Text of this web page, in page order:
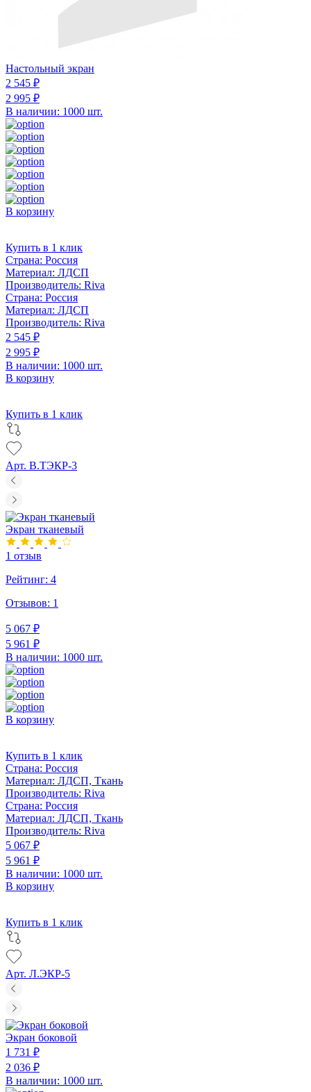
Настольный экран
2 545 ₽
2 995 ₽
В наличии: 1000 шт.
В корзину
Купить в 1 клик
Страна: Россия
Материал: ЛДСП
Производитель: Riva
Страна: Россия
Материал: ЛДСП
Производитель: Riva
2 545 ₽
2 995 ₽
В наличии: 1000 шт.
В корзину
Купить в 1 клик
Арт. В.ТЭКР-3
Экран тканевый
1 отзыв
Рейтинг: 4
Отзывов: 1
5 067 ₽
5 961 ₽
В наличии: 1000 шт.
В корзину
Купить в 1 клик
Страна: Россия
Материал: ЛДСП, Ткань
Производитель: Riva
Страна: Россия
Материал: ЛДСП, Ткань
Производитель: Riva
5 067 ₽
5 961 ₽
В наличии: 1000 шт.
В корзину
Купить в 1 клик
Арт. Л.ЭКР-5
Экран боковой
1 731 ₽
2 036 ₽
В наличии: 1000 шт.